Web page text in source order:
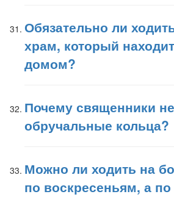
Обязательно ли
храм, который
домом?
Почему священники
обручальные кольца?
Можно ли ходить на
по воскресеньям, а